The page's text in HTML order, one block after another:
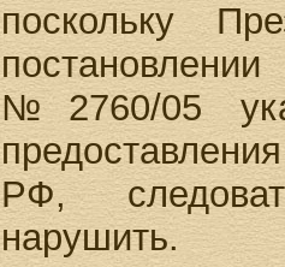
поскольку
№2760/05
РФ,
нарушить.